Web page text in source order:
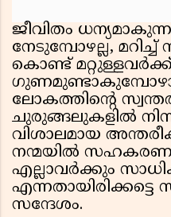
ജീവിതം
നേടുമ്പോഴല്ല,
കൊണ്ട്
ലോകത്തിന്റെ
ചുരുങ്ങലുകളില്‍
വിശാലമായ
നന്മയില്‍
എല്ലാവർക്കും
സന്ദേശം.